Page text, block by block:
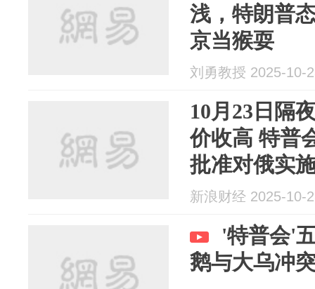
浅，特朗普
京当猴耍
刘勇教授 2025-10-
10月23日隔
价收高 特普
批准对俄实
新浪财经 2025-10-
'特普会'
鹅与大乌冲